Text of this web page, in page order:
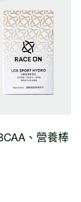
、營養棒